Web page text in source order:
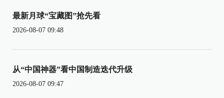
最新月球“宝藏图”抢先看
2026-08-07 09:48
从“中国神器”看中国制造迭代升级
2026-08-07 09:47